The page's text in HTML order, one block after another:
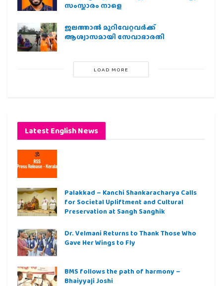
സംസ്കാരം നാളെ
ജലത്താല്‍ മുറിവേറ്റവര്‍ക്ക്
ആശ്വാസമായി സേവാഭാരതി
LOAD MORE
Latest English News
Palakkad – Kanchi Shankaracharya Calls
for Societal Upliftment and Cultural
Preservation at Sangh Sanghik
Dr. Velmani Returns to Thank Those Who
Gave Her Wings to Fly
BMS follows the path of harmony –
Bhaiyyaji Joshi